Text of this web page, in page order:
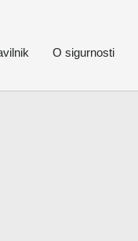
O sigurnosti